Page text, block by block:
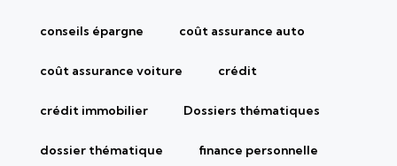
conseils épargne coût assurance auto
coût assurance voiture crédit
crédit immobilier Dossiers thématiques
dossier thématique finance personnelle